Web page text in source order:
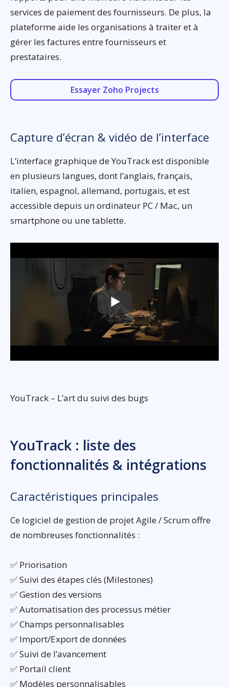
services de paiement des fournisseurs. De plus, la
plateforme aide les organisations à traiter et à
gérer les factures entre fournisseurs et
prestataires.
Essayer Zoho Projects
Capture d’écran & vidéo de l’interface
L’interface graphique de YouTrack est disponible
en plusieurs langues, dont l’anglais, français,
italien, espagnol, allemand, portugais, et est
accessible depuis un ordinateur PC / Mac, un
smartphone ou une tablette.
YouTrack – L’art du suivi des bugs
YouTrack : liste des
fonctionnalités & intégrations
Caractéristiques principales
Ce logiciel de gestion de projet Agile / Scrum offre
de nombreuses fonctionnalités :
✅ Priorisation
✅ Suivi des étapes clés (Milestones)
✅ Gestion des versions
✅ Automatisation des processus métier
✅ Champs personnalisables
✅ Import/Export de données
✅ Suivi de l’avancement
✅ Portail client
✅ Modèles personnalisables